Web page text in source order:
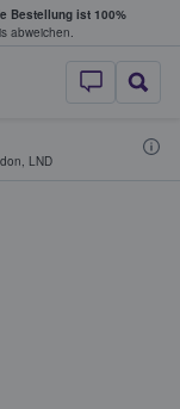
Bestellung ist 100%
abweichen.
- Wo
, LND